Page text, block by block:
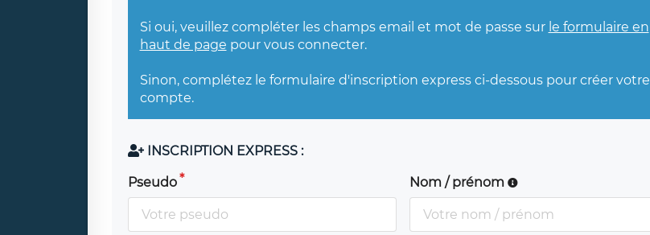
Si oui, veuillez compléter les champs email et mot de passe sur le formulaire en
haut de page pour vous connecter.
Sinon, complétez le formulaire d'inscription express ci-dessous pour créer votre
compte.
INSCRIPTION EXPRESS :
Pseudo Nom / prénom